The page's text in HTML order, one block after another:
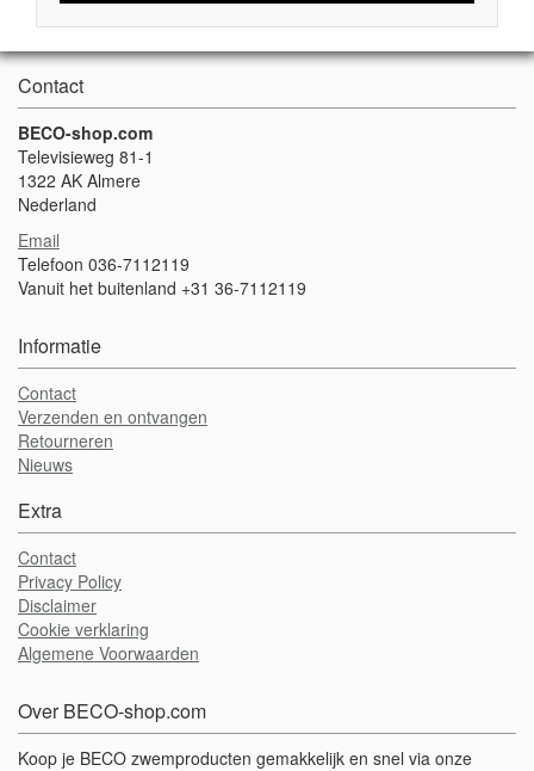
Contact
BECO-shop.com
Televisieweg 81-1
1322 AK Almere
Nederland
Email
Telefoon 036-7112119
Vanuit het buitenland +31 36-7112119
Informatie
Contact
Verzenden en ontvangen
Retourneren
Nieuws
Extra
Contact
Privacy Policy
Disclaimer
Cookie verklaring
Algemene Voorwaarden
Over BECO-shop.com
Koop je BECO zwemproducten gemakkelijk en snel via onze